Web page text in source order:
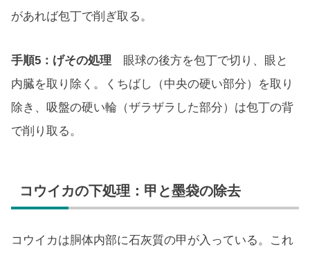
があれば包丁で削ぎ取る。
手順5：げその処理 眼球の後方を包丁で切り、眼と
内臓を取り除く。くちばし（中央の硬い部分）を取り
除き、吸盤の硬い輪（ザラザラした部分）は包丁の背
で削り取る。
コウイカの下処理：甲と墨袋の除去
コウイカは胴体内部に石灰質の甲が入っている。これ